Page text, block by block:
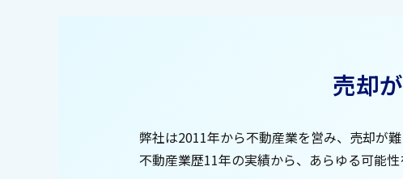
売却
弊社は2011年から不動産業を営み、売却が
不動産業歴11年の実績から、あらゆる可能性